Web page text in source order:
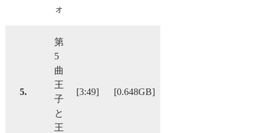
ォ
5.
第
5
曲
王
子
と
王
[3:49] [0.648GB]